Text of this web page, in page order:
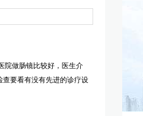
院做肠镜比较好，医生介
要看有没有先进的诊疗设